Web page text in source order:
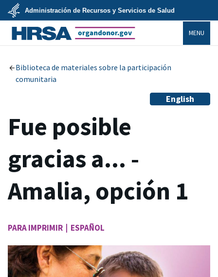
Skip
main
content
U.S.
Department
of
Health
Services
Administración de Recursos y Servicios de Salud
MENU
Biblioteca de materiales sobre la participación
comunitaria
English
Fue posible
gracias a... -
Amalia, opción 1
PARA IMPRIMIR | ESPAÑOL
Image